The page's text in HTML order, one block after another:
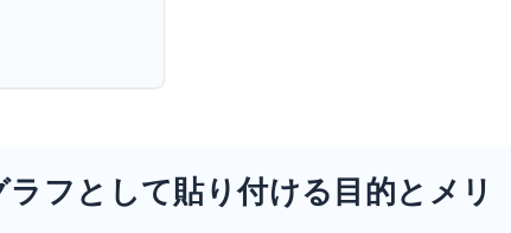
フとして貼り付ける目的とメリ